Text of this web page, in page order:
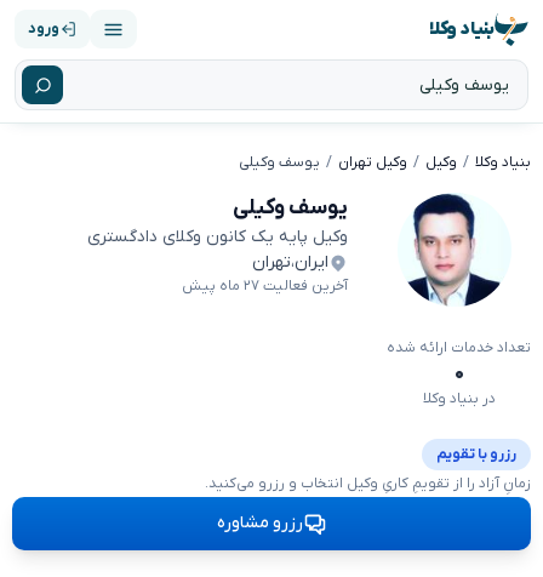
بنیاد وکلا ورود
بنیاد وکلا وکیل وکیل تهران یوسف وکیلی
یوسف وکیلی
وکیل پایه یک کانون وکلای دادگستری
ایران،تهران
آخرین فعالیت ۲۷ ماه پیش
تعداد خدمات ارائه شده
۰
در بنیاد وکلا
رزرو با تقویم
زمانِ آزاد را از تقویمِ کاریِ وکیل انتخاب و رزرو می‌کنید.
رزرو مشاوره